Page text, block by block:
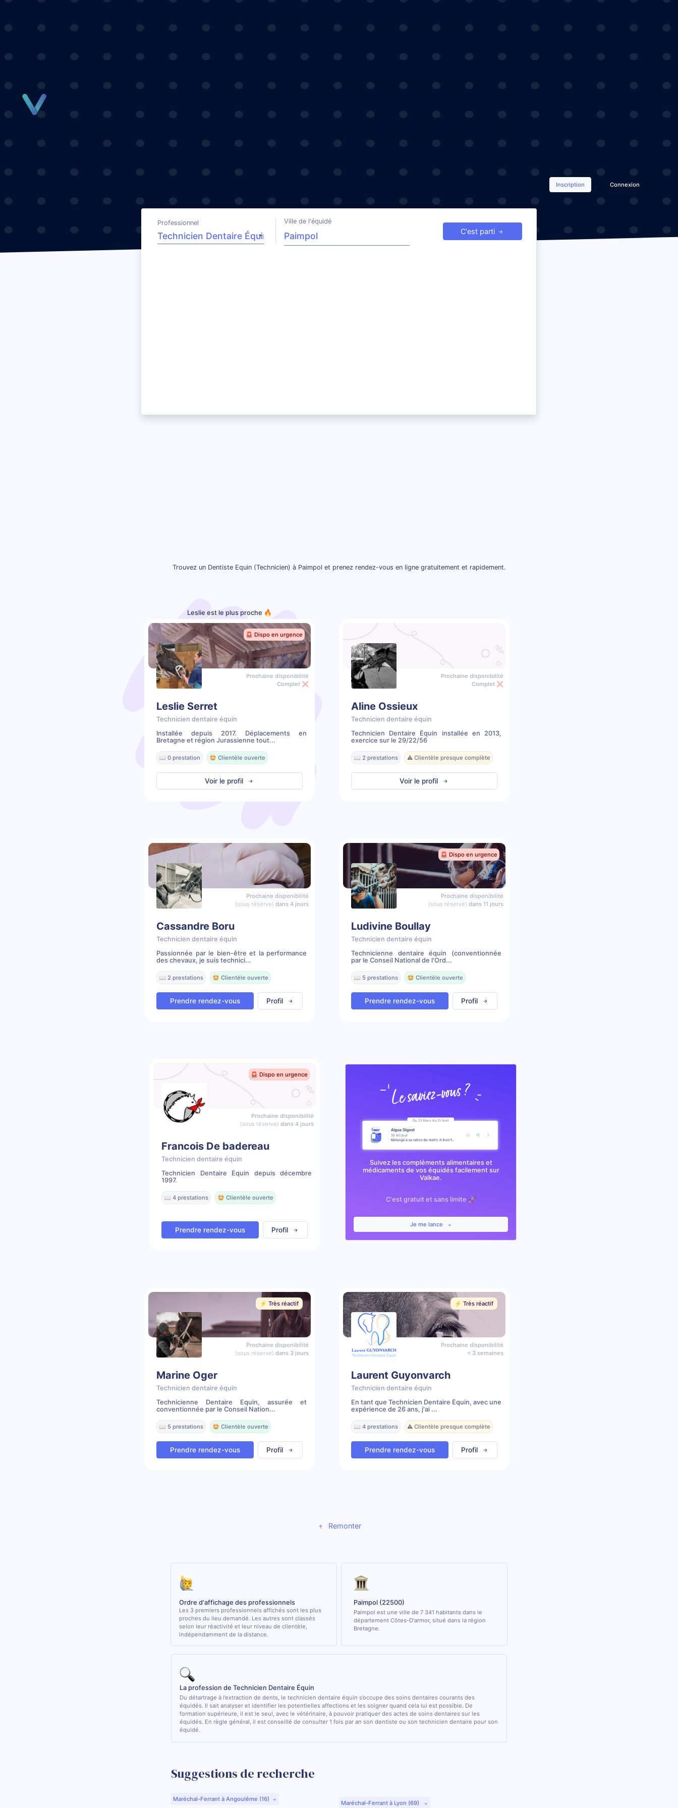
Inscription Connexion
Professionnel Ville de l'équidé
C'est parti
Trouvez un Dentiste Equin (Technicien) à Paimpol et prenez rendez-vous en ligne gratuitement et rapidement.
Leslie est le plus proche 🔥
🚨 Dispo en urgence
Prochaine disponibilité
Complet ❌
Leslie Serret
Technicien dentaire équin
Installée depuis 2017. Déplacements en
Bretagne et région Jurassienne tout...
📖 0 prestation 🤩 Clientèle ouverte
Voir le profil
Prochaine disponibilité
Complet ❌
Aline Ossieux
Technicien dentaire équin
Technicien Dentaire Équin installée en 2013,
exercice sur le 29/22/56
📖 2 prestations ⚠️ Clientèle presque complète
Voir le profil
Prochaine disponibilité
(sous réserve) dans 4 jours
Cassandre Boru
Technicien dentaire équin
Passionnée par le bien-être et la performance
des chevaux, je suis technici...
📖 2 prestations 🤩 Clientèle ouverte
Prendre rendez-vous Profil
🚨 Dispo en urgence
Prochaine disponibilité
(sous réserve) dans 11 jours
Ludivine Boullay
Technicien dentaire équin
Technicienne dentaire équin (conventionnée
par le Conseil National de l'Ord...
📖 5 prestations 🤩 Clientèle ouverte
Prendre rendez-vous Profil
🚨 Dispo en urgence
Prochaine disponibilité
(sous réserve) dans 4 jours
Francois De badereau
Technicien dentaire équin
Technicien Dentaire Équin depuis décembre
1997.
📖 4 prestations 🤩 Clientèle ouverte
Prendre rendez-vous Profil
Suivez les compléments alimentaires et
médicaments de vos équidés facilement sur
Valkae.
C'est gratuit et sans limite 🚀
Je me lance
⚡️ Très réactif
Prochaine disponibilité
(sous réserve) dans 3 jours
Marine Oger
Technicien dentaire équin
Technicienne Dentaire Equin, assurée et
conventionnée par le Conseil Nation...
📖 5 prestations 🤩 Clientèle ouverte
Prendre rendez-vous Profil
⚡️ Très réactif
Prochaine disponibilité
< 3 semaines
Laurent Guyonvarch
Technicien dentaire équin
En tant que Technicien Dentaire Équin, avec une
expérience de 26 ans, j'ai ...
📖 4 prestations ⚠️ Clientèle presque complète
Prendre rendez-vous Profil
Remonter
Ordre d'affichage des professionnels
Les 3 premiers professionnels affichés sont les plus
proches du lieu demandé. Les autres sont classés
selon leur réactivité et leur niveau de clientèle,
indépendamment de la distance.
Paimpol (22500)
Paimpol est une ville de 7 341 habitants dans le
département Côtes-D'armor, situé dans la région
Bretagne.
La profession de Technicien Dentaire Équin
Du détartrage à l’extraction de dents, le technicien dentaire équin s’occupe des soins dentaires courants des
équidés. Il sait analyser et identifier les potentielles affections et les soigner quand cela lui est possible. De
formation supérieure, il est le seul, avec le vétérinaire, à pouvoir pratiquer des actes de soins dentaires sur les
équidés. En règle général, il est conseillé de consulter 1 fois par an son dentiste ou son technicien dentaire pour son
équidé.
Suggestions de recherche
Maréchal-Ferrant à Angoulême (16)
Maréchal-Ferrant à Lyon (69)